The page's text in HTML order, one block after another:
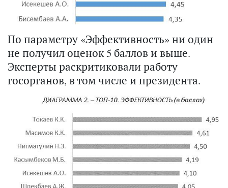
По параметру «Эффективность» ни один
не получил оценок 5 баллов и выше.
Эксперты раскритиковали работу
госорганов, в том числе и президента.